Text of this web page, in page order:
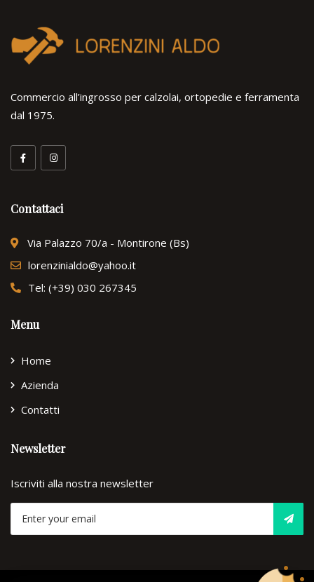
Commercio all’ingrosso per calzolai, ortopedie e ferramenta
dal 1975.
Contattaci
Via Palazzo 70/a - Montirone (Bs)
lorenzinialdo@yahoo.it
Tel: (+39) 030 267345
Menu
Home
Azienda
Contatti
Newsletter
Iscriviti alla nostra newsletter